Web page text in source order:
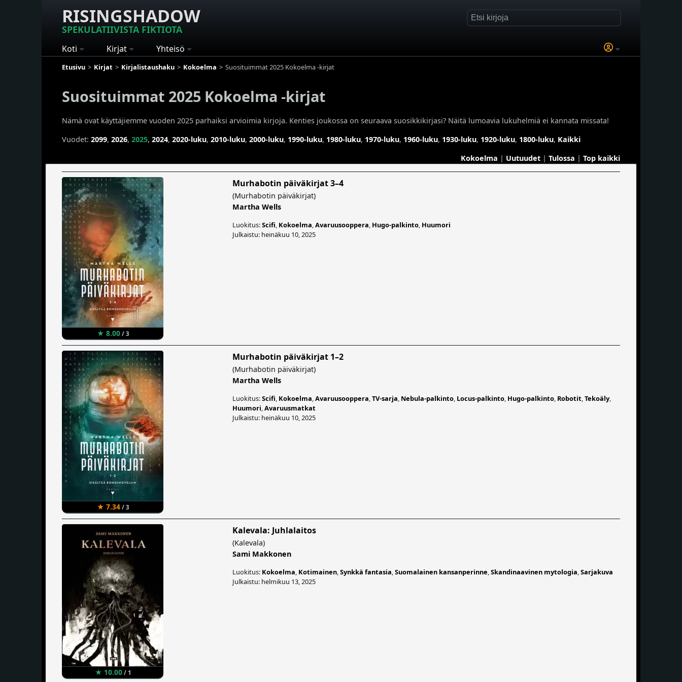
RISINGSHADOW
SPEKULATIIVISTA FIKTIOTA
Koti Kirjat Yhteisö
Etusivu Kirjat Kirjalistaushaku Kokoelma Suosituimmat 2025 Kokoelma -kirjat
Suosituimmat 2025 Kokoelma -kirjat
Nämä ovat käyttäjiemme vuoden 2025 parhaiksi arvioimia kirjoja. Kenties joukossa on seuraava suosikkikirjasi? Näitä lumoavia lukuhelmiä ei kannata missata!
Vuodet: 2099, 2026, 2025, 2024, 2020-luku, 2010-luku, 2000-luku, 1990-luku, 1980-luku, 1970-luku, 1960-luku, 1930-luku, 1920-luku, 1800-luku, Kaikki
Kokoelma | Uutuudet | Tulossa | Top kaikki
★ 8.00/ 3
Murhabotin päiväkirjat 3–4
(Murhabotin päiväkirjat)
Martha Wells
Luokitus:Scifi, Kokoelma,Avaruusooppera, Hugo-palkinto, Huumori
Julkaistu: heinäkuu 10, 2025
★ 7.34/ 3
Murhabotin päiväkirjat 1–2
(Murhabotin päiväkirjat)
Martha Wells
Luokitus:Scifi, Kokoelma,Avaruusooppera,TV-sarja, Nebula-palkinto, Locus-palkinto, Hugo-palkinto, Robotit,Tekoäly,
Huumori,Avaruusmatkat
Julkaistu: heinäkuu 10, 2025
★ 10.00/ 1
Kalevala: Juhlalaitos
(Kalevala)
Sami Makkonen
Luokitus: Kokoelma, Kotimainen,Synkkä fantasia,Suomalainen kansanperinne,Skandinaavinen mytologia,Sarjakuva
Julkaistu: helmikuu 13, 2025